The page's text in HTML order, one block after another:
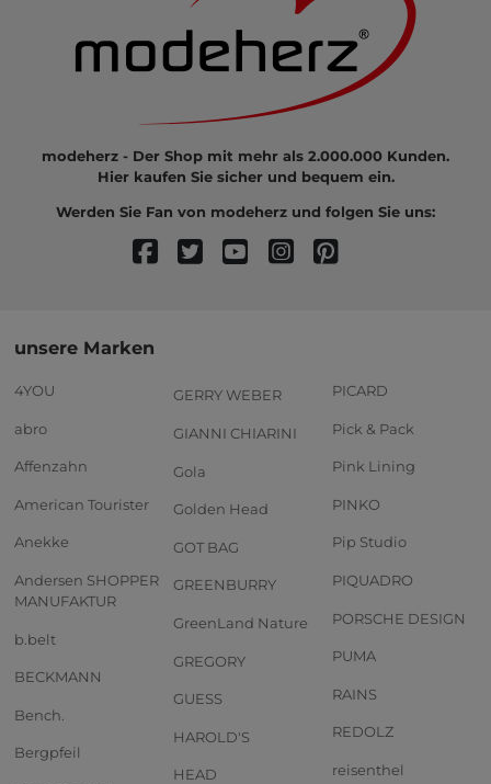
modeherz - Der Shop mit mehr als 2.000.000 Kunden.
Hier kaufen Sie sicher und bequem ein.
Werden Sie Fan von modeherz und folgen Sie uns:
unsere Marken
4YOU
abro
Affenzahn
American Tourister
Anekke
Andersen SHOPPER
MANUFAKTUR
b.belt
BECKMANN
Bench.
Bergpfeil
GERRY WEBER
GIANNI CHIARINI
Gola
Golden Head
GOT BAG
GREENBURRY
GreenLand Nature
GREGORY
GUESS
HAROLD'S
HEAD
PICARD
Pick & Pack
Pink Lining
PINKO
Pip Studio
PIQUADRO
PORSCHE DESIGN
PUMA
RAINS
REDOLZ
reisenthel